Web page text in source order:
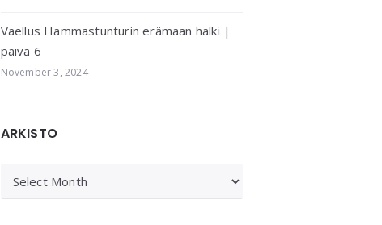
Vaellus Hammastunturin erämaan halki |
päivä 6
November 3, 2024
ARKISTO